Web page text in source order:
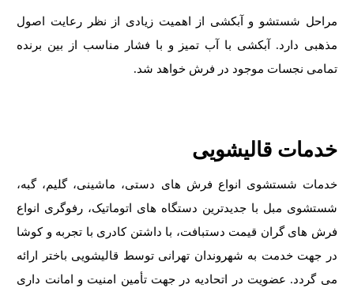
مراحل شستشو و آبکشی از اهمیت زیادی از نظر رعایت اصول
مذهبی دارد. آبکشی با آب تمیز و با فشار مناسب از بین برنده
تمامی نجسات موجود در فرش خواهد شد.
خدمات قالیشویی
خدمات شستشوی انواع فرش های دستی، ماشینی، گلیم، گبه،
شستشوی مبل با جدیدترین دستگاه های اتوماتیک، رفوگری انواع
فرش های گران قیمت دستبافت، با داشتن کادری با تجربه و کوشا
در جهت خدمت به شهروندان تهرانی توسط قالیشویی باختر ارائه
می گردد. عضویت در اتحادیه در جهت تأمین امنیت و امانت داری